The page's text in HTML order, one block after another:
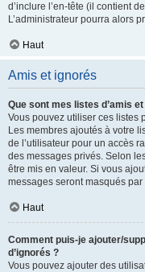
d’inclure l’en-tête (il contient
L’administrateur pourra alors
Haut
Amis et ignorés
Que sont mes listes d’amis et
Vous pouvez utiliser ces listes
Les membres ajoutés à votre
de l’utilisateur pour un accès
des messages privés. Selon
être mis en valeur. Si vous
messages seront masqués par
Haut
Comment puis-je ajouter/
d’ignorés ?
Vous pouvez ajouter des